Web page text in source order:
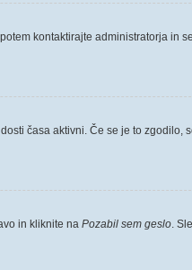
kontaktirajte administratorja in
časa aktivni. Če se je to zgodilo,
in kliknite na Pozabil sem geslo .